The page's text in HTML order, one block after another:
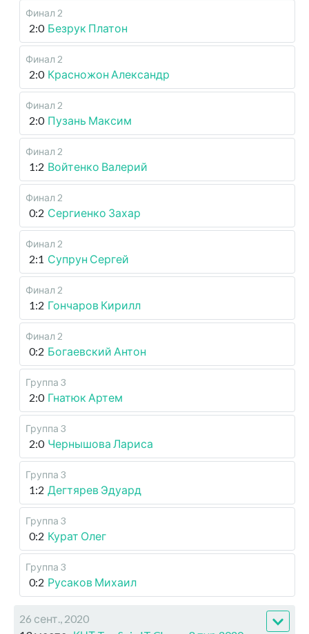
Финал 2
2:0 Безрук Платон
Финал 2
2:0 Красножон Александр
Финал 2
2:0 Пузань Максим
Финал 2
1:2 Войтенко Валерий
Финал 2
0:2 Сергиенко Захар
Финал 2
2:1 Супрун Сергей
Финал 2
1:2 Гончаров Кирилл
Финал 2
0:2 Богаевский Антон
Группа 3
2:0 Гнатюк Артем
Группа 3
2:0 Чернышова Лариса
Группа 3
1:2 Дегтярев Эдуард
Группа 3
0:2 Курат Олег
Группа 3
0:2 Русаков Михаил
26 сент., 2020